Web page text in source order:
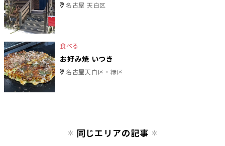
名古屋 天白区
食べる
お好み焼 いつき
名古屋天白区・緑区
同じエリアの記事